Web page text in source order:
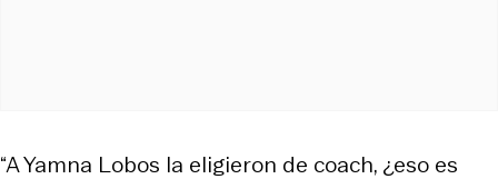
“A Yamna Lobos la eligieron de coach, ¿eso es